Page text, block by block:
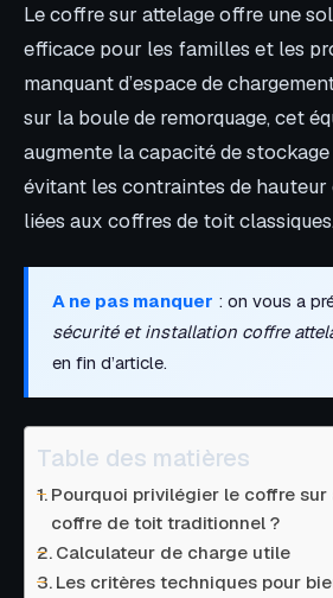
Le coffre sur attelage offre une
efficace pour les familles et les
manquant d’espace de
sur la boule de remorquage, cet
augmente la capacité de
évitant les contraintes de
liées aux coffres de toit
A ne pas manquer : on vous a
sécurité et installation coffre
en fin d’article.
Table des matières
Pourquoi privilégier le coffre sur
coffre de toit traditionnel ?
Calculateur de charge utile
Les critères techniques pour